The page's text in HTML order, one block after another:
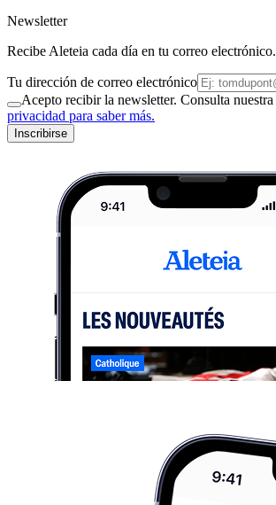
Newsletter
Recibe Aleteia cada día en tu correo electrónico.
Tu dirección de correo electrónico
Acepto recibir la newsletter. Consulta nuestra
privacidad para saber más.
Inscribirse